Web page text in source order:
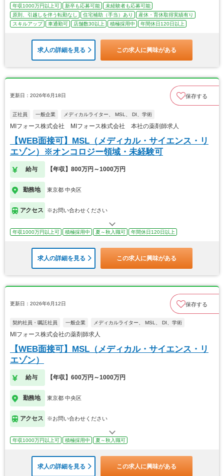
年収1000万円以上可 新卒も応募可能
未経験者も応募可能
原則、引越しを伴う転勤なし
住宅補助（手当）あり
産休・育休取得実績有り
スキルアップ
車通勤可 店舗数30以上 積極採用中 年間休日120日以上
求人の詳細を見る この求人に興味がある
更新日：2026年6月18日 保存する
正社員 一般企業 メディカルライター、 MSL、 DI、学術
MIフォース株式会社 MIフォース株式会社 本社の薬剤師求人
【WEB面接可】MSL（メディカル・サイエンス・リ
エゾン）※オンコロジー領域・未経験可
給与 【年収】800万円～1000万円
勤務地 東京都 中央区
アクセス ※お問い合わせください
年収1000万円以上可 積極採用中 夏～秋入職可 年間休日120日以上
求人の詳細を見る この求人に興味がある
更新日：2026年6月12日 保存する
契約社員・嘱託社員 一般企業 メディカルライター、 MSL、 DI、学術
MIフォース株式会社の薬剤師求人
【WEB面接可】MSL（メディカル・サイエンス・リ
エゾン）
給与 【年収】600万円～1000万円
勤務地 東京都 中央区
アクセス ※お問い合わせください
年収1000万円以上可 積極採用中 夏～秋入職可
求人の詳細を見る この求人に興味がある